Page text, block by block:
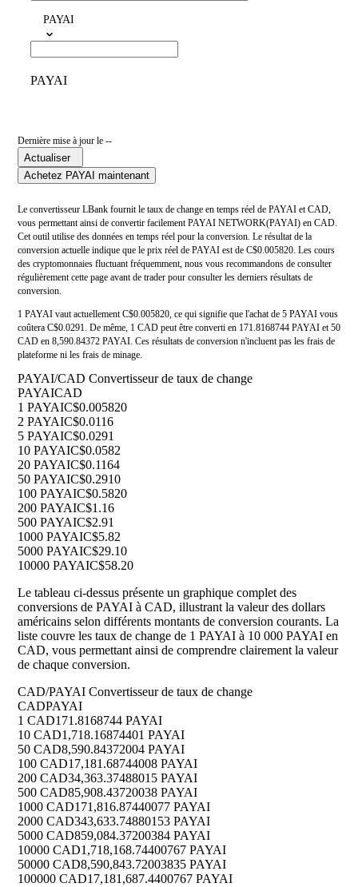
PAYAI
PAYAI
Dernière mise à jour le --
Actualiser
Achetez PAYAI maintenant
Le convertisseur LBank fournit le taux de change en temps réel de PAYAI et CAD,
vous permettant ainsi de convertir facilement PAYAI NETWORK(PAYAI) en CAD.
Cet outil utilise des données en temps réel pour la conversion. Le résultat de la
conversion actuelle indique que le prix réel de PAYAI est de C$0.005820. Les cours
des cryptomonnaies fluctuant fréquemment, nous vous recommandons de consulter
régulièrement cette page avant de trader pour consulter les derniers résultats de
conversion.
1 PAYAI vaut actuellement C$0.005820, ce qui signifie que l'achat de 5 PAYAI vous
coûtera C$0.0291. De même, 1 CAD peut être converti en 171.8168744 PAYAI et 50
CAD en 8,590.84372 PAYAI. Ces résultats de conversion n'incluent pas les frais de
plateforme ni les frais de minage.
PAYAI/CAD Convertisseur de taux de change
PAYAICAD
1 PAYAIC$0.005820
2 PAYAIC$0.0116
5 PAYAIC$0.0291
10 PAYAIC$0.0582
20 PAYAIC$0.1164
50 PAYAIC$0.2910
100 PAYAIC$0.5820
200 PAYAIC$1.16
500 PAYAIC$2.91
1000 PAYAIC$5.82
5000 PAYAIC$29.10
10000 PAYAIC$58.20
Le tableau ci-dessus présente un graphique complet des
conversions de PAYAI à CAD, illustrant la valeur des dollars
américains selon différents montants de conversion courants. La
liste couvre les taux de change de 1 PAYAI à 10 000 PAYAI en
CAD, vous permettant ainsi de comprendre clairement la valeur
de chaque conversion.
CAD/PAYAI Convertisseur de taux de change
CADPAYAI
1 CAD171.8168744 PAYAI
10 CAD1,718.16874401 PAYAI
50 CAD8,590.84372004 PAYAI
100 CAD17,181.68744008 PAYAI
200 CAD34,363.37488015 PAYAI
500 CAD85,908.43720038 PAYAI
1000 CAD171,816.87440077 PAYAI
2000 CAD343,633.74880153 PAYAI
5000 CAD859,084.37200384 PAYAI
10000 CAD1,718,168.74400767 PAYAI
50000 CAD8,590,843.72003835 PAYAI
100000 CAD17,181,687.4400767 PAYAI